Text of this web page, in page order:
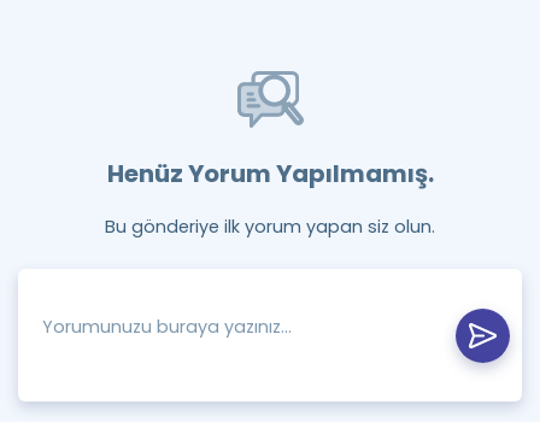
Henüz Yorum Yapılmamış.
Bu gönderiye ilk yorum yapan siz olun.